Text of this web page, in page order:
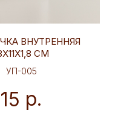
ВНУТРЕННЯЯ
СМ
УП-005
15 р.